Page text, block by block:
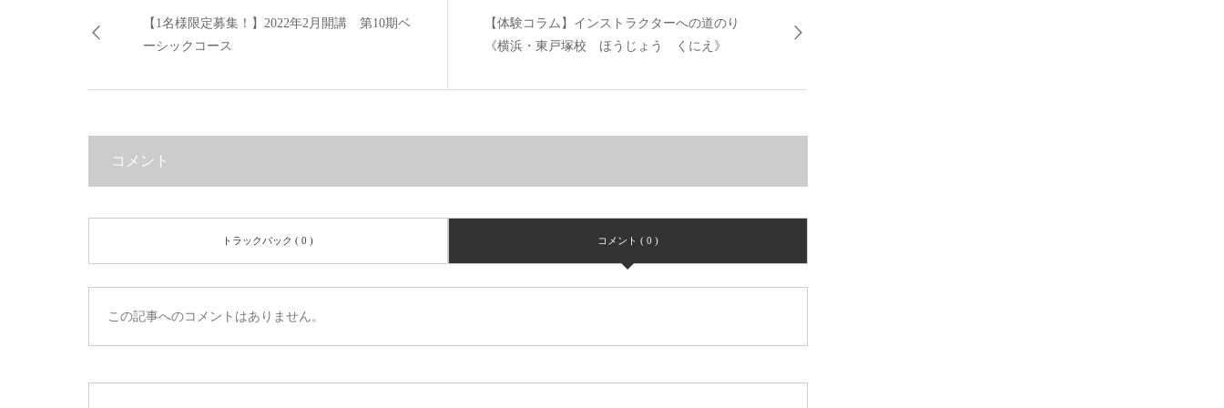
【1名様限定募集！】2022年2月開講 第10期ベ
ーシックコース
【体験コラム】インストラクターへの道のり
《横浜・東戸塚校 ほうじょう くにえ》
コメント
トラックバック ( 0 ) コメント ( 0 )
この記事へのコメントはありません。